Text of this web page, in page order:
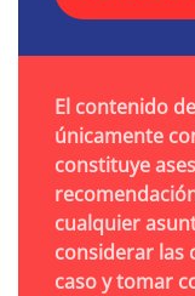
El contenido
únicamente
constituye
cualquier
considerar las
caso y tomar